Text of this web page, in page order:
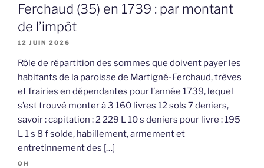
Ferchaud (35) en 1739 : par montant
de l’impôt
12 JUIN 2026
Rôle de répartition des sommes que doivent payer les
habitants de la paroisse de Martigné-Ferchaud, trèves
et frairies en dépendantes pour l’année 1739, lequel
s’est trouvé monter à 3 160 livres 12 sols 7 deniers,
savoir : capitation : 2 229 L 10 s deniers pour livre : 195
L 1 s 8 f solde, habillement, armement et
entretinnement des […]
OH